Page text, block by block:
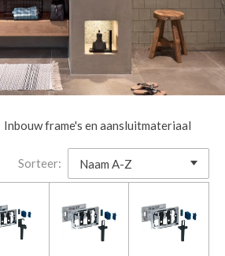
Inbouw frame's en aansluitmateriaal
Sorteer: